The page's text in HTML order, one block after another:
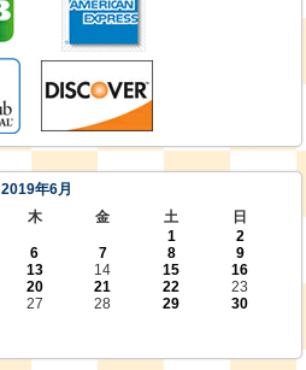
2019年6月
木 金 土
日
1
2
6 7 8
9
13 14 15
16
20 21 22
23
27 28 29 30